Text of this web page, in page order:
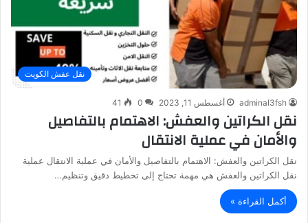
نقل عفش الكويت
adminal3fsh أغسطس 11, 2023 0
41
نقل الكراتين والعفش: الاهتمام بالتفاصيل
والأمان في عملية الانتقال
نقل الكراتين والعفش: الاهتمام بالتفاصيل والأمان في عملية الانتقال عملية
نقل الكراتين والعفش هي مهمة تحتاج إلى تخطيط دقيق وتنظيم…
أكمل القراءة »